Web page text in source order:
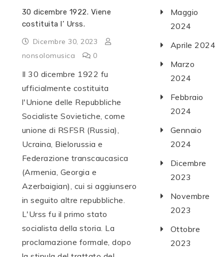
30 dicembre 1922. Viene
costituita l’ Urss.
Dicembre 30, 2023
nonsolomusica
0
Il 30 dicembre 1922 fu
ufficialmente costituita
l'Unione delle Repubbliche
Socialiste Sovietiche, come
unione di RSFSR (Russia),
Ucraina, Bielorussia e
Federazione transcaucasica
(Armenia, Georgia e
Azerbaigian), cui si aggiunsero
in seguito altre repubbliche.
L'Urss fu il primo stato
socialista della storia. La
proclamazione formale, dopo
Maggio
2024
Aprile 2024
Marzo
2024
Febbraio
2024
Gennaio
2024
Dicembre
2023
Novembre
2023
Ottobre
2023